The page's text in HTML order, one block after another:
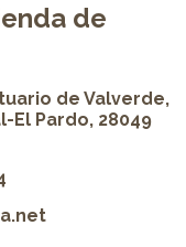
de
de Valverde,
El Pardo, 28049